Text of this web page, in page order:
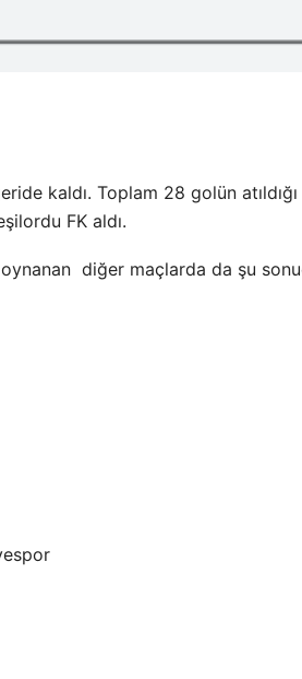
kaldı. Toplam 28 golün
FK aldı.
diğer maçlarda da şu